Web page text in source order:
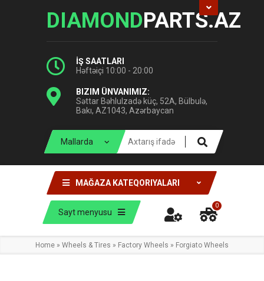
DIAMONDPARTS.AZ
İŞ SAATLARI
Həftəiçi 10:00 - 20:00
BIZIM ÜNVANIMIZ:
Səttar Bəhlulzadə küç, 52A, Bülbulə,
Bakı, AZ1043, Azərbaycan
MAĞAZA KATEQORIYALARI
Sayt menyusu
0
Home » Wheels & Tires » Factory Wheels » Forgiato Wheels